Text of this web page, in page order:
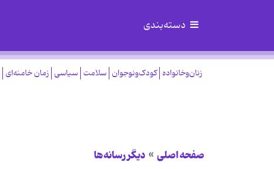
دسته‌بندی
زنان‌وخانواده کودک‌ونوجوان سلامت سیاسی زمان خامنه‌ای
صفحه اصلی دیگر رسانه‌ها